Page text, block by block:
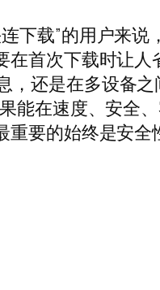
下载”的用户来
在首次下载时让
，还是在多设备
能在速度、安全
重要的始终是安